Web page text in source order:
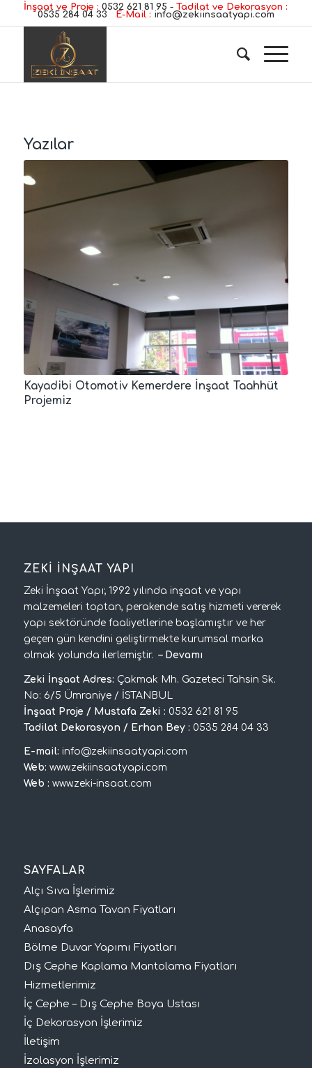
İnşaat ve Proje : 0532 621 81 95 - Tadilat ve Dekorasyon :
0535 284 04 33 E-Mail : info@zekiinsaatyapi.com
Yazılar
Kayadibi Otomotiv Kemerdere İnşaat Taahhüt
Projemiz
ZEKİ İNŞAAT YAPI
Zeki İnşaat Yapı; 1992 yılında inşaat ve yapı
malzemeleri toptan, perakende satış hizmeti vererek
yapı sektöründe faaliyetlerine başlamıştır ve her
geçen gün kendini geliştirmekte kurumsal marka
olmak yolunda ilerlemiştir.– Devamı
Zeki İnşaat Adres: Çakmak Mh. Gazeteci Tahsin Sk.
No: 6/5 Ümraniye / İSTANBUL
İnşaat Proje / Mustafa Zeki : 0532 621 81 95
Tadilat Dekorasyon / Erhan Bey : 0535 284 04 33
E-mail: info@zekiinsaatyapi.com
Web: www.zekiinsaatyapi.com
Web : www.zeki-insaat.com
SAYFALAR
Alçı Sıva İşlerimiz
Alçıpan Asma Tavan Fiyatları
Anasayfa
Bölme Duvar Yapımı Fiyatları
Dış Cephe Kaplama Mantolama Fiyatları
Hizmetlerimiz
İç Cephe – Dış Cephe Boya Ustası
İç Dekorasyon İşlerimiz
İletişim
İzolasyon İşlerimiz